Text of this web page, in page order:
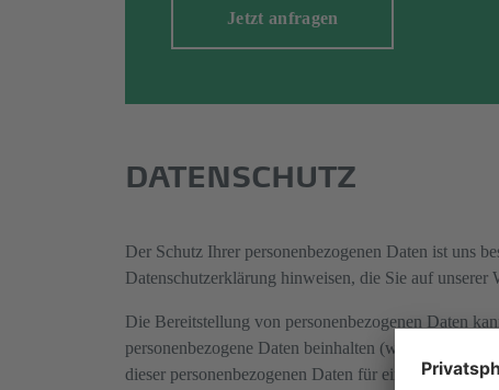
Jetzt anfragen
DATENSCHUTZ
Der Schutz Ihrer personenbezogenen Daten ist uns
Datenschutzerklärung hinweisen, die Sie auf
Die Bereitstellung von personenbezogenen Daten
personenbezogene Daten beinhalten (wie
dieser personenbezogenen Daten für eine